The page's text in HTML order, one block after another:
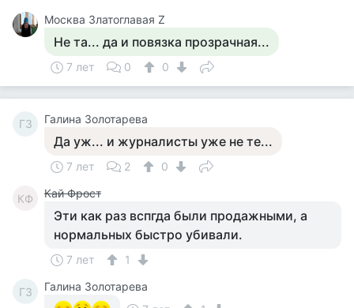
Москва Златоглавая Z
Не та... да и повязка прозрачная...
7 лет 0 0
ГЗ Галина Золотарева
Да уж... и журналисты уже не те...
7 лет 2 0
КФ Кай Фрост
Эти как раз вспгда были продажными, а
нормальных быстро убивали.
7 лет 1
ГЗ
Галина Золотарева